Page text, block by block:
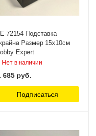
72154 Подставка
Размер 15х10см
Expert
Нет в наличии
685 руб.
Подписаться